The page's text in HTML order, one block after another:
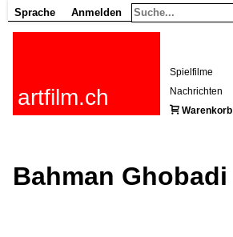
Sprache Anmelden
artfilm.ch
Spielfilme
Nachrichten
Warenkorb
Bahman Ghobadi